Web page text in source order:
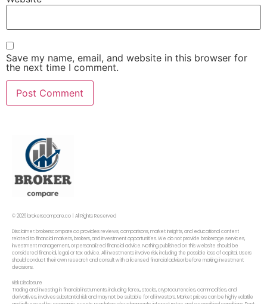
Save my name, email, and website in this browser for
the next time I comment.
© 2026 brokerscompare.co | All Rights Reserved
Disclaimer: brokerscompare.co provides reviews, comparisons, market insights, and educational content
related to financial markets, brokers, and investment opportunities. We do not provide brokerage services,
investment management, or personalized financial advice. Nothing published on this website should be
considered financial, legal, or tax advice. All investments involve risk, including the possible loss of capital. Users
should conduct their own research and consult with a licensed financial advisor before making investment
decisions.
Risk Disclosure
Trading and investing in financial instruments, including forex,, stocks, cryptocurrencies, commodities, and
derivatives, involves substantial risk and may not be suitable for all investors. Market prices can be highly volatile